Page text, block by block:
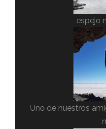
espejo
Uno de nuestros